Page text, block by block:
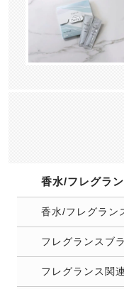
香水/フレグラ
香水/フレグラン
フレグランスブ
フレグランス関